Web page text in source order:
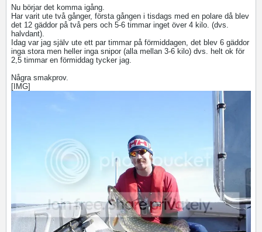
Nu börjar det komma igång.
Har varit ute två gånger, första gången i tisdags med en polare då blev
det 12 gäddor på två pers och 5-6 timmar inget över 4 kilo. (dvs.
halvdant).
Idag var jag själv ute ett par timmar på förmiddagen, det blev 6 gäddor
inga stora men heller inga snipor (alla mellan 3-6 kilo) dvs. helt ok för
2,5 timmar en förmiddag tycker jag.
Några smakprov.
[IMG]